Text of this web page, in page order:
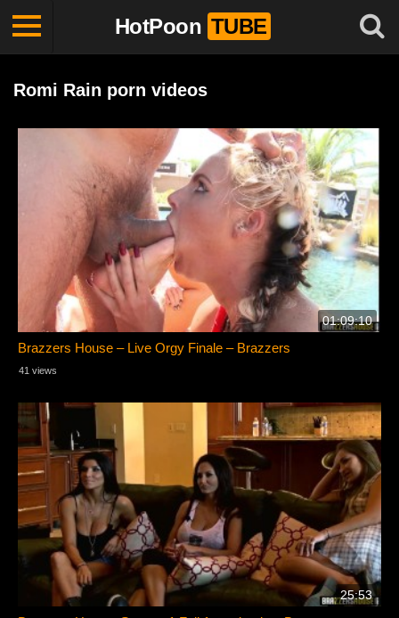
HotPoon TUBE
Romi Rain porn videos
01:09:10
Brazzers House – Live Orgy Finale – Brazzers
41 views
25:53